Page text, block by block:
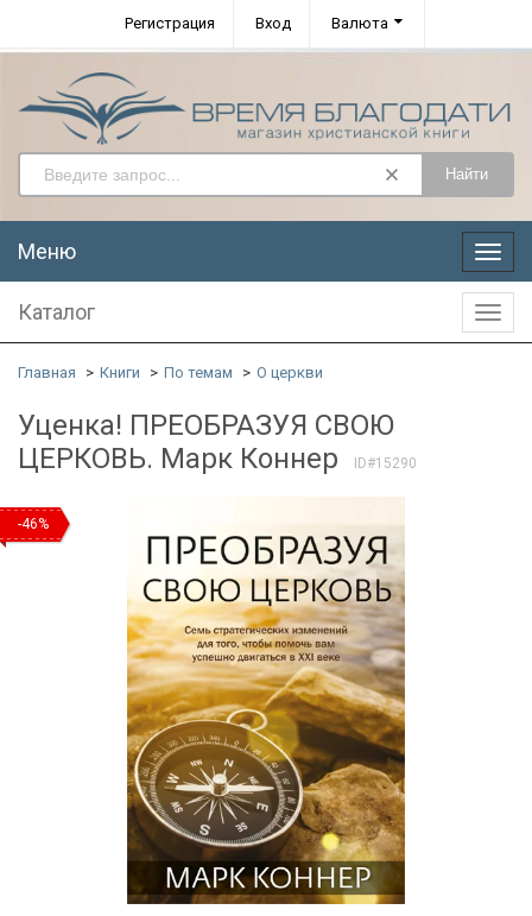
Регистрация Вход Валюта
Найти
Меню
Меню
Каталог
Главная Книги По темам О церкви
Уценка! ПРЕОБРАЗУЯ СВОЮ
ЦЕРКОВЬ. Марк Коннер
ID#15290
-46%